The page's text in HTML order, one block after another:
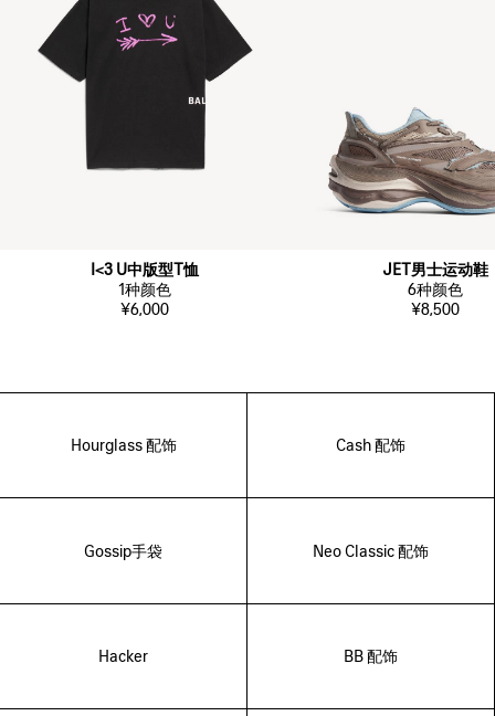
I<3 U中版型T恤
1种颜色
¥6,000
JET男士运动鞋
6种颜色
¥8,500
Hourglass 配饰 Cash 配饰
Gossip手袋 Neo Classic 配饰
Hacker BB 配饰